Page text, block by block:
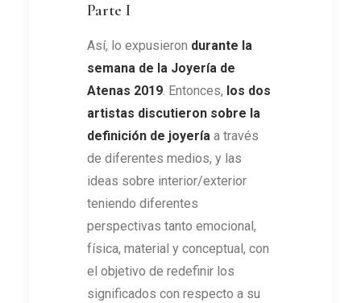
Parte I
Así, lo expusieron durante la
semana de la Joyería de
Atenas 2019. Entonces, los dos
artistas discutieron sobre la
definición de joyería a través
de diferentes medios, y las
ideas sobre interior/exterior
teniendo diferentes
perspectivas tanto emocional,
física, material y conceptual, con
el objetivo de redefinir los
significados con respecto a su